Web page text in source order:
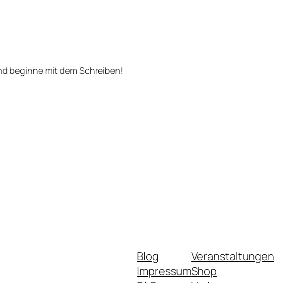
beginne mit dem Schreiben!
Blog
Impressum
Veranstaltungen
Shop